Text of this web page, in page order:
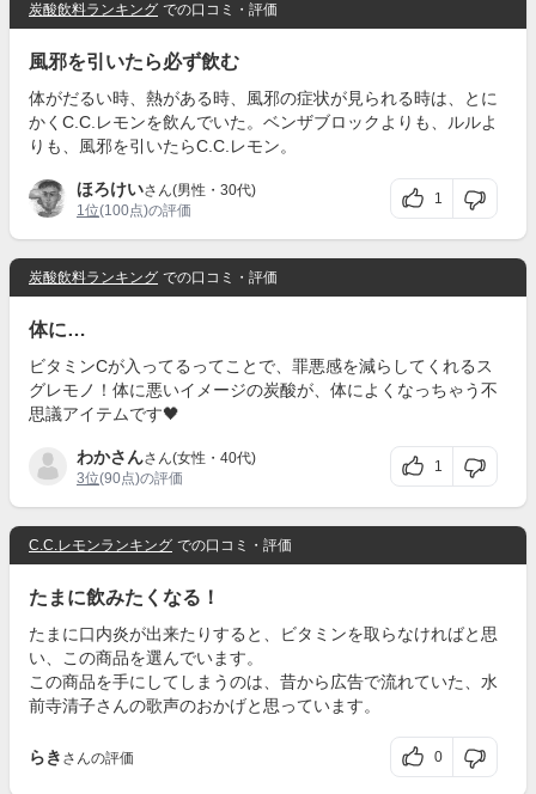
炭酸飲料ランキング での口コミ・評価
風邪を引いたら必ず飲む
体がだるい時、熱がある時、風邪の症状が見られる時は、とに
かくC.C.レモンを飲んでいた。ベンザブロックよりも、ルルよ
りも、風邪を引いたらC.C.レモン。
ほろけいさん(男性・30代)
1位(100点)の評価
1
炭酸飲料ランキング での口コミ・評価
体に…
ビタミンCが入ってるってことで、罪悪感を減らしてくれるス
グレモノ！体に悪いイメージの炭酸が、体によくなっちゃう不
思議アイテムです🖤
わかさんさん(女性・40代)
3位(90点)の評価
1
C.C.レモンランキング での口コミ・評価
たまに飲みたくなる！
たまに口内炎が出来たりすると、ビタミンを取らなければと思
い、この商品を選んでいます。
この商品を手にしてしまうのは、昔から広告で流れていた、水
前寺清子さんの歌声のおかげと思っています。
らき さんの評価 0